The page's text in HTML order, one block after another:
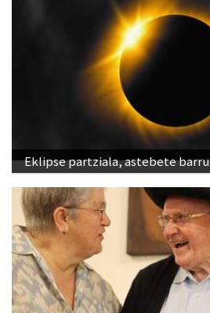
Eklipse partziala, astebete barru